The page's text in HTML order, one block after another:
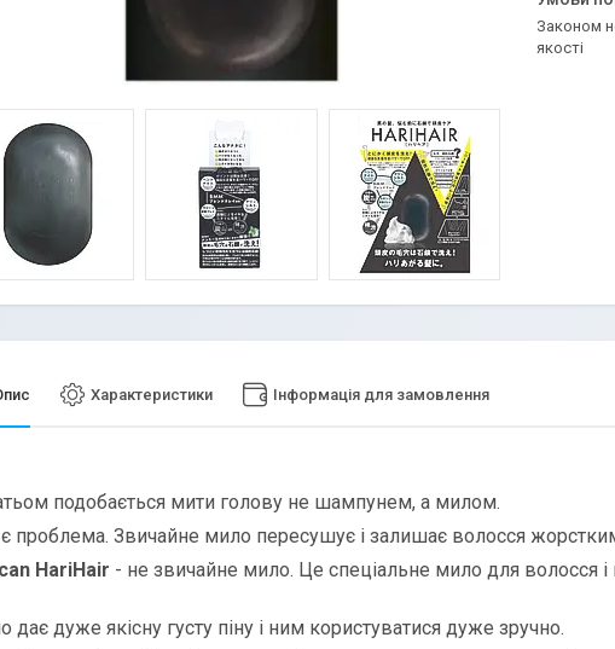
Законом не передбачено повернення та обмін даного товару належної
якості
Характеристики Інформація для замовлення
подобається мити голову не шампунем, а милом.
проблема. Звичайне мило пересушує і залишає волосся
HariHair - не звичайне мило. Це спеціальне мило для волосся і
дає дуже якісну густу піну і ним користуватися дуже зручно.